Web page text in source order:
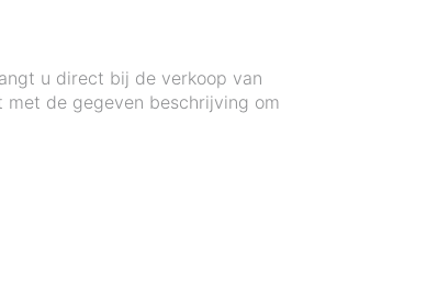
u direct bij de verkoop van
de gegeven beschrijving om